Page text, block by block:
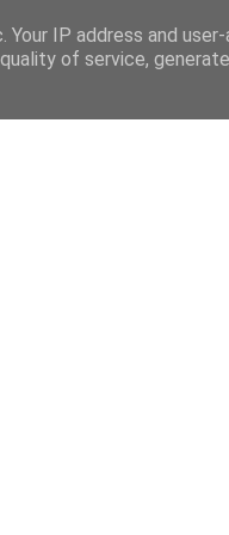
IP address and
of service,